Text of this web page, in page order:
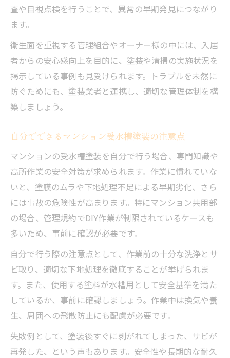
査や目視点検を行うことで、異常の早期発見につながり
ます。
衛生面を重視する管理組合やオーナー様の中には、入居
者からの安心感向上を目的に、塗装や清掃の実施状況を
掲示している事例も見受けられます。トラブルを未然に
防ぐためにも、塗装業者と連携し、適切な管理体制を構
築しましょう。
自分でできるマンション受水槽塗装の注意点
マンションの受水槽塗装を自分で行う場合、専門知識や
高所作業の安全対策が求められます。作業に慣れていな
いと、塗膜のムラや下地処理不足による早期劣化、さら
には事故の危険性が高まります。特にマンション共用部
の場合、管理規約でDIY作業が制限されているケースも
多いため、事前に確認が必要です。
自分で行う際の注意点として、作業前の十分な洗浄とサ
ビ取り、適切な下地処理を徹底することが挙げられま
す。また、使用する塗料が水槽用として安全基準を満た
しているか、事前に確認しましょう。作業中は換気や養
生、周囲への飛散防止にも配慮が必要です。
失敗例として、塗装後すぐに剥がれてしまった、サビが
再発した、という声もあります。安全性や長期的な耐久